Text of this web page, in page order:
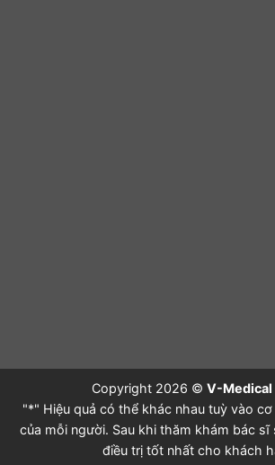
Copyright 2026 © V-Medical
"*" Hiệu quả có thể khác nhau tuỳ vào
của mỗi người. Sau khi thăm khám bác sĩ
điều trị tốt nhất cho khách